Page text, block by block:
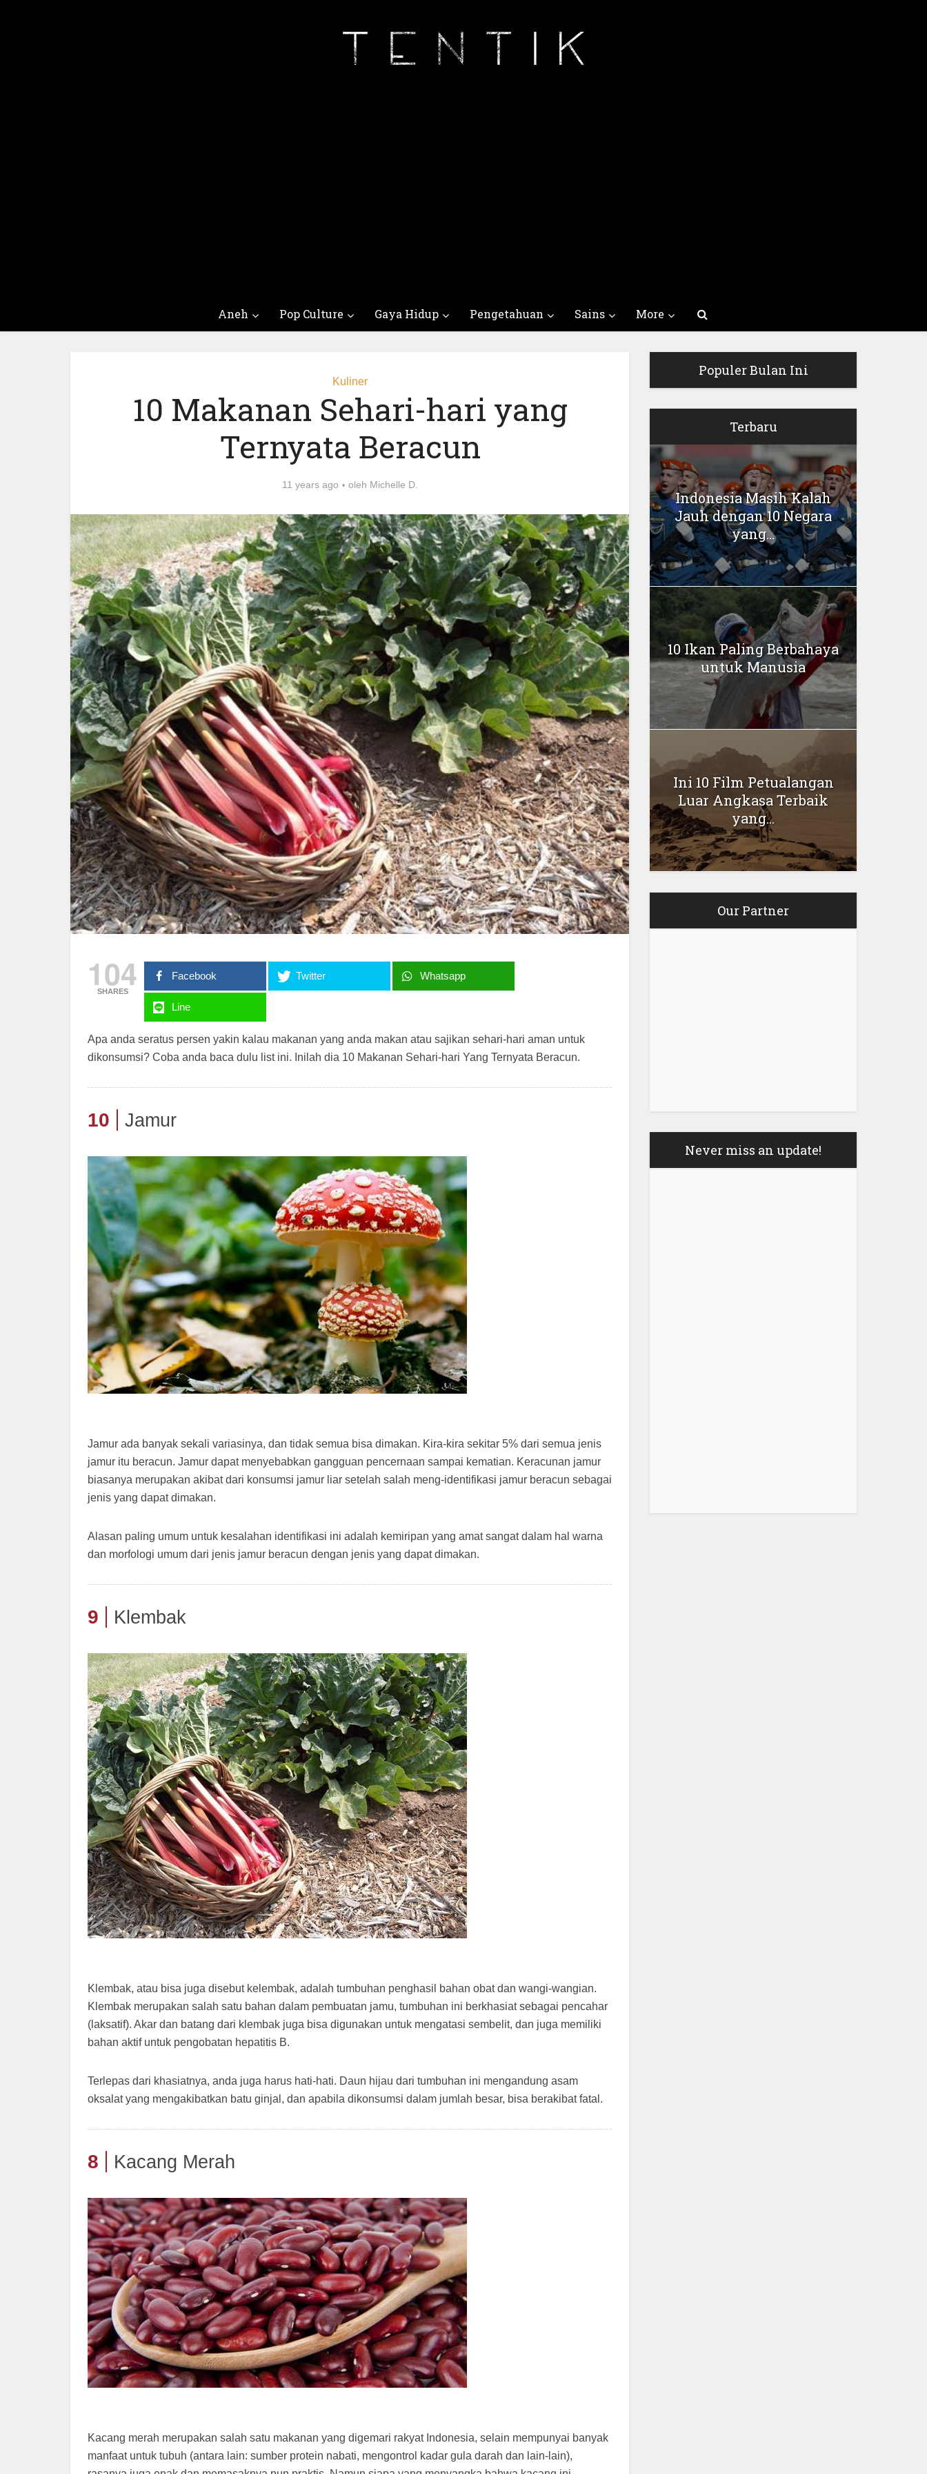
Aneh Pop Culture Gaya Hidup Pengetahuan Sains More
Kuliner
10 Makanan Sehari-hari yang
Ternyata Beracun
11 years ago oleh Michelle D.
104
SHARES
Facebook Twitter Whatsapp
Line
Apa anda seratus persen yakin kalau makanan yang anda makan atau sajikan sehari-hari aman untuk
dikonsumsi? Coba anda baca dulu list ini. Inilah dia 10 Makanan Sehari-hari Yang Ternyata Beracun.
10 Jamur
Jamur ada banyak sekali variasinya, dan tidak semua bisa dimakan. Kira-kira sekitar 5% dari semua jenis
jamur itu beracun. Jamur dapat menyebabkan gangguan pencernaan sampai kematian. Keracunan jamur
biasanya merupakan akibat dari konsumsi jamur liar setelah salah meng-identifikasi jamur beracun sebagai
jenis yang dapat dimakan.
Alasan paling umum untuk kesalahan identifikasi ini adalah kemiripan yang amat sangat dalam hal warna
dan morfologi umum dari jenis jamur beracun dengan jenis yang dapat dimakan.
9 Klembak
Klembak, atau bisa juga disebut kelembak, adalah tumbuhan penghasil bahan obat dan wangi-wangian.
Klembak merupakan salah satu bahan dalam pembuatan jamu, tumbuhan ini berkhasiat sebagai pencahar
(laksatif). Akar dan batang dari klembak juga bisa digunakan untuk mengatasi sembelit, dan juga memiliki
bahan aktif untuk pengobatan hepatitis B.
Terlepas dari khasiatnya, anda juga harus hati-hati. Daun hijau dari tumbuhan ini mengandung asam
oksalat yang mengakibatkan batu ginjal, dan apabila dikonsumsi dalam jumlah besar, bisa berakibat fatal.
8 Kacang Merah
Kacang merah merupakan salah satu makanan yang digemari rakyat Indonesia, selain mempunyai banyak
manfaat untuk tubuh (antara lain: sumber protein nabati, mengontrol kadar gula darah dan lain-lain),
Populer Bulan Ini
Terbaru
Indonesia Masih Kalah
Jauh dengan 10 Negara
yang...
10 Ikan Paling Berbahaya
untuk Manusia
Ini 10 Film Petualangan
Luar Angkasa Terbaik
yang...
Our Partner
Never miss an update!